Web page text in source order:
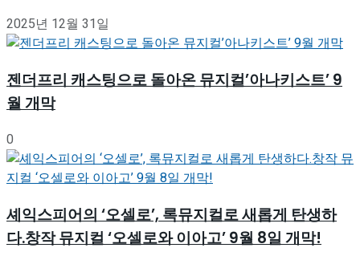
2025년 12월 31일
젠더프리 캐스팅으로 돌아온 뮤지컬’아나키스트’ 9
월 개막
0
셰익스피어의 ‘오셀로’, 록뮤지컬로 새롭게 탄생하
다.창작 뮤지컬 ‘오셀로와 이아고’ 9월 8일 개막!